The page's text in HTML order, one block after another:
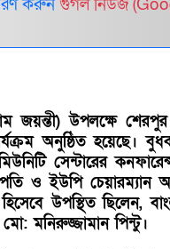
করুনগুগল নিউজ
জয়ন্তী) উপলক্ষে
অনুষ্ঠিত হয়েছে।
সেন্টারের
ও ইউপি চেয়ারম্যান
উপস্থিত ছিলেন,
মো: মনিরুজ্জামান পিন্টু।